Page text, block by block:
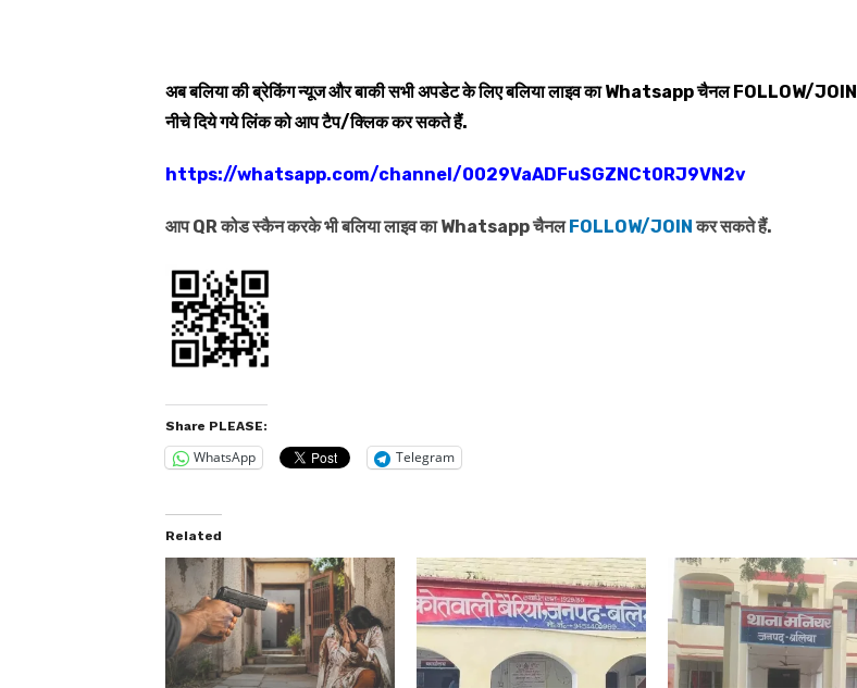
अब बलिया की ब्रेकिंग न्यूज और बाकी सभी अपडेट के लिए बलिया लाइव काWhatsappचैनलFOLLOW/JOIN
नीचे दिये गये लिंक को आप टैप/क्लिक कर सकते हैं.
https://whatsapp.com/channel/0029VaADFuSGZNCt0RJ9VN2v
आप QR कोड स्कैन करके भी बलिया लाइव का Whatsapp चैनलFOLLOW/JOINकर सकते हैं.
Share PLEASE:
WhatsApp Telegram
Related